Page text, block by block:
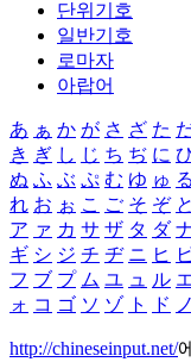
단위기호
일반기호
로마자
아랍어
あ ぁ か が さ ざ た
き ぎ し じ ち ぢ に
ぬ ふ ぶ ぷ む ゆ ゅ る
れ お ぉ こ ご そ ぞ と
ア ァ カ サ ザ タ ダ
ギ シ ジ チ ヂ ニ ヒ
フ ブ プ ム ユ ュ ル
ォ コ ゴ ソ ゾ ト ド ノ
http://chineseinput.net/